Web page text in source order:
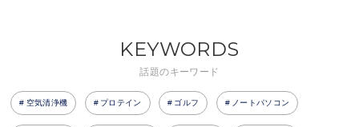
KEYWORDS
話題のキーワード
空気清浄機 プロテイン ゴルフ ノートパソコン